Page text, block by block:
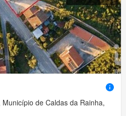
de Caldas da Rainha,